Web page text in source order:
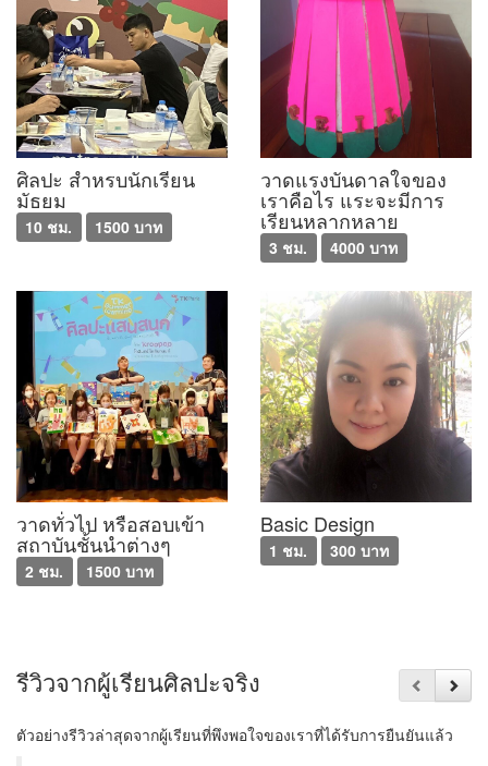
ศิลปะ สำหรบนักเรียน
มัธยม
10 ชม. 1500 บาท
วาดแรงบันดาลใจของ
เราคือไร แระจะมีการ
เรียนหลากหลาย
3 ชม. 4000 บาท
วาดทั่วไป หรือสอบเข้า
สถาบันชั้นนำต่างๆ
2 ชม. 1500 บาท
Basic Design
1 ชม. 300 บาท
รีวิวจากผู้เรียนศิลปะจริง
ตัวอย่างรีวิวล่าสุดจากผู้เรียนที่พึงพอใจของเราที่ได้รับการยืนยันแล้ว